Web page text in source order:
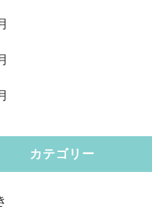
カテゴリー